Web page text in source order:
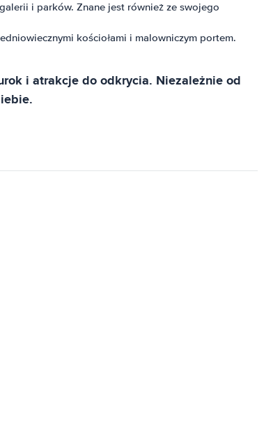
i parków. Znane jest również ze swojego
kościołami i malowniczym portem.
i atrakcje do odkrycia. Niezależnie od